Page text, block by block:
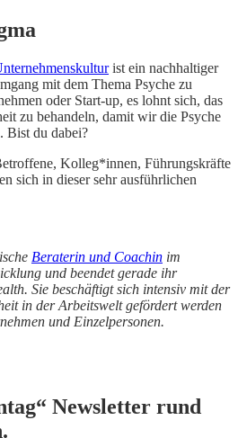
ist ein nachhaltiger
mit dem Thema Psyche zu
oder Start-up, es lohnt sich, das
zu behandeln, damit wir die Psyche
Bist du dabei?
Kolleg*innen, Führungskräfte
sich in dieser sehr ausführlichen
Beraterin und Coachin im
und beendet gerade ihr
Sie beschäftigt sich intensiv mit der
in der Arbeitswelt gefördert werden
und Einzelpersonen.
Newsletter rund